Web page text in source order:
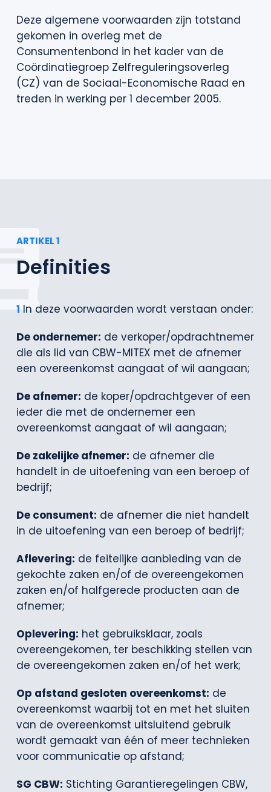
Deze algemene voorwaarden zijn totstand
gekomen in overleg met de
Consumentenbond in het kader van de
Coördinatiegroep Zelfreguleringsoverleg
(CZ) van de Sociaal-Economische Raad en
treden in werking per 1 december 2005.
ARTIKEL 1
Definities
1 In deze voorwaarden wordt verstaan onder:
De ondernemer: de verkoper/opdrachtnemer
die als lid van CBW-MITEX met de afnemer
een overeenkomst aangaat of wil aangaan;
De afnemer: de koper/opdrachtgever of een
ieder die met de ondernemer een
overeenkomst aangaat of wil aangaan;
De zakelijke afnemer: de afnemer die
handelt in de uitoefening van een beroep of
bedrijf;
De consument: de afnemer die niet handelt
in de uitoefening van een beroep of bedrijf;
Aflevering: de feitelijke aanbieding van de
gekochte zaken en/of de overeengekomen
zaken en/of halfgerede producten aan de
afnemer;
Oplevering: het gebruiksklaar, zoals
overeengekomen, ter beschikking stellen van
de overeengekomen zaken en/of het werk;
Op afstand gesloten overeenkomst: de
overeenkomst waarbij tot en met het sluiten
van de overeenkomst uitsluitend gebruik
wordt gemaakt van één of meer technieken
voor communicatie op afstand;
SG CBW: Stichting Garantieregelingen CBW,